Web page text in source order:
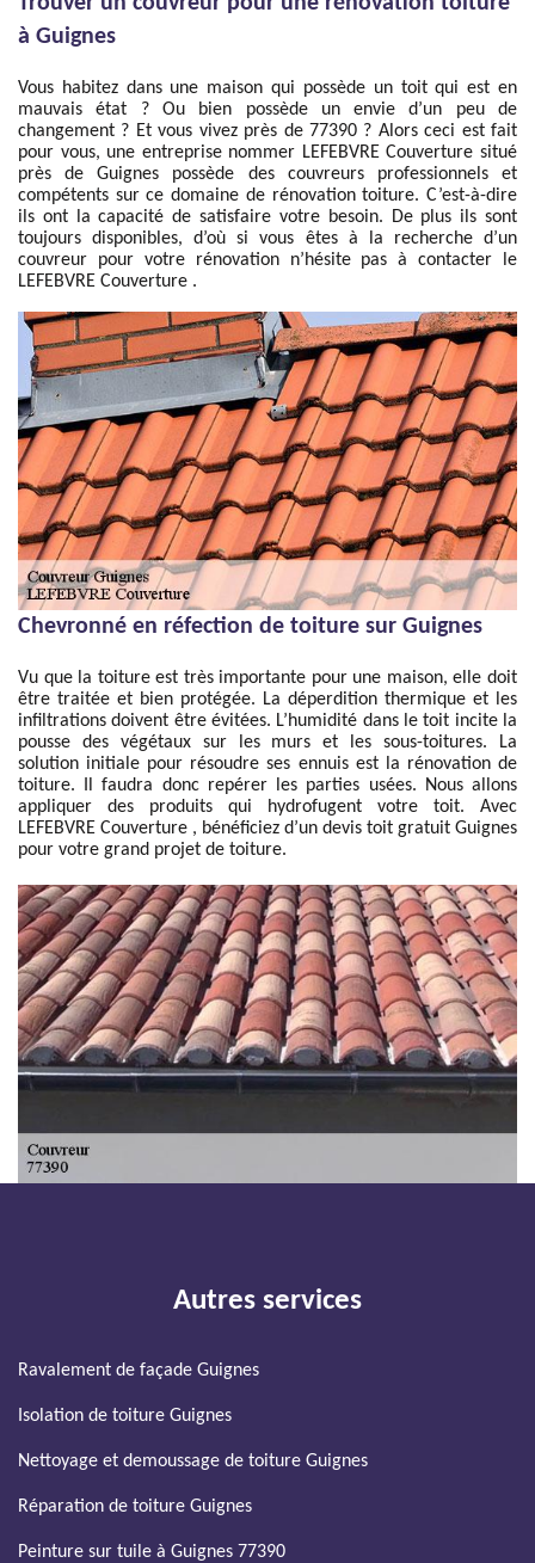
à Guignes
Vous habitez dans une maison qui possède un toit qui est en
mauvais état ? Ou bien possède un envie d’un peu de
changement ? Et vous vivez près de 77390 ? Alors ceci est fait
pour vous, une entreprise nommer LEFEBVRE Couverture situé
près de Guignes possède des couvreurs professionnels et
compétents sur ce domaine de rénovation toiture. C’est-à-dire
ils ont la capacité de satisfaire votre besoin. De plus ils sont
toujours disponibles, d’où si vous êtes à la recherche d’un
couvreur pour votre rénovation n’hésite pas à contacter le
LEFEBVRE Couverture .
Chevronné en réfection de toiture sur Guignes
Vu que la toiture est très importante pour une maison, elle doit
être traitée et bien protégée. La déperdition thermique et les
infiltrations doivent être évitées. L’humidité dans le toit incite la
pousse des végétaux sur les murs et les sous-toitures. La
solution initiale pour résoudre ses ennuis est la rénovation de
toiture. Il faudra donc repérer les parties usées. Nous allons
appliquer des produits qui hydrofugent votre toit. Avec
LEFEBVRE Couverture , bénéficiez d’un devis toit gratuit Guignes
pour votre grand projet de toiture.
Autres services
Ravalement de façade Guignes
Isolation de toiture Guignes
Nettoyage et demoussage de toiture Guignes
Réparation de toiture Guignes
Peinture sur tuile à Guignes 77390